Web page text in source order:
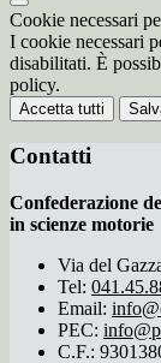
Cookie necessari
I cookie necessari
disabilitati. È
policy.
Accetta tutti
Contatti
Confederazione
in scienze motorie
Via del
Tel:
Email:
PEC:
C.F.: